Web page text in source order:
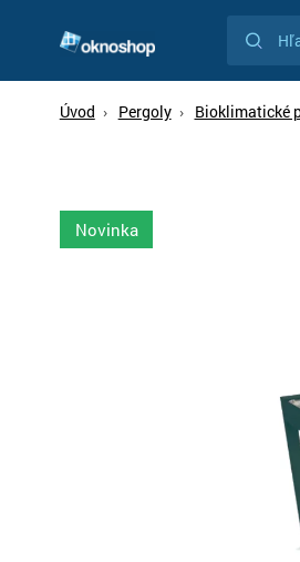
Úvod Pergoly Bioklimatické
Novinka